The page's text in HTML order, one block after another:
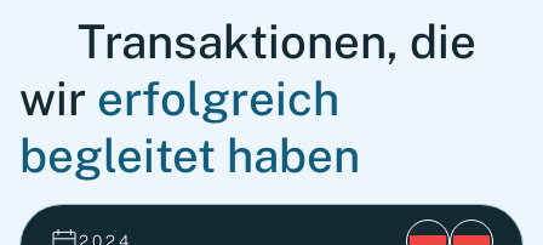
Transaktionen, die
wir erfolgreich
begleitet haben